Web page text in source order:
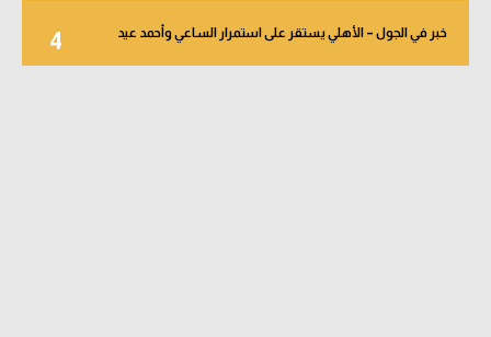
4 خبر في الجول – الأهلي يستقر على استمرار الساعي وأحمد عيد